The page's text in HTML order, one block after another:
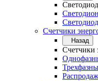
Счетчики
Назад
Счетчики